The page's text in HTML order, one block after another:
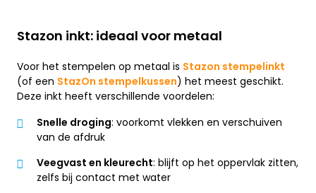
Stazon inkt: ideaal voor metaal
Voor het stempelen op metaal is Stazon stempelinkt
(of een StazOn stempelkussen) het meest geschikt.
Deze inkt heeft verschillende voordelen:
Snelle droging: voorkomt vlekken en verschuiven
van de afdruk
Veegvast en kleurecht: blijft op het oppervlak zitten,
zelfs bij contact met water